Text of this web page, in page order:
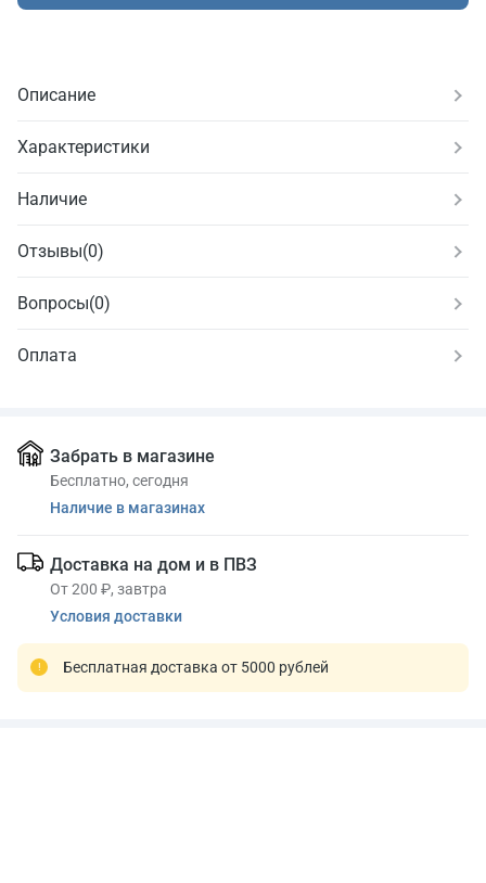
Описание
Характеристики
Наличие
Отзывы(0)
Вопросы(0)
Оплата
Забрать в магазине
Бесплатно, сегодня
Наличие в магазинах
Доставка на дом и в ПВЗ
От 200 ₽, завтра
Условия доставки
Бесплатная доставка от 5000 рублей